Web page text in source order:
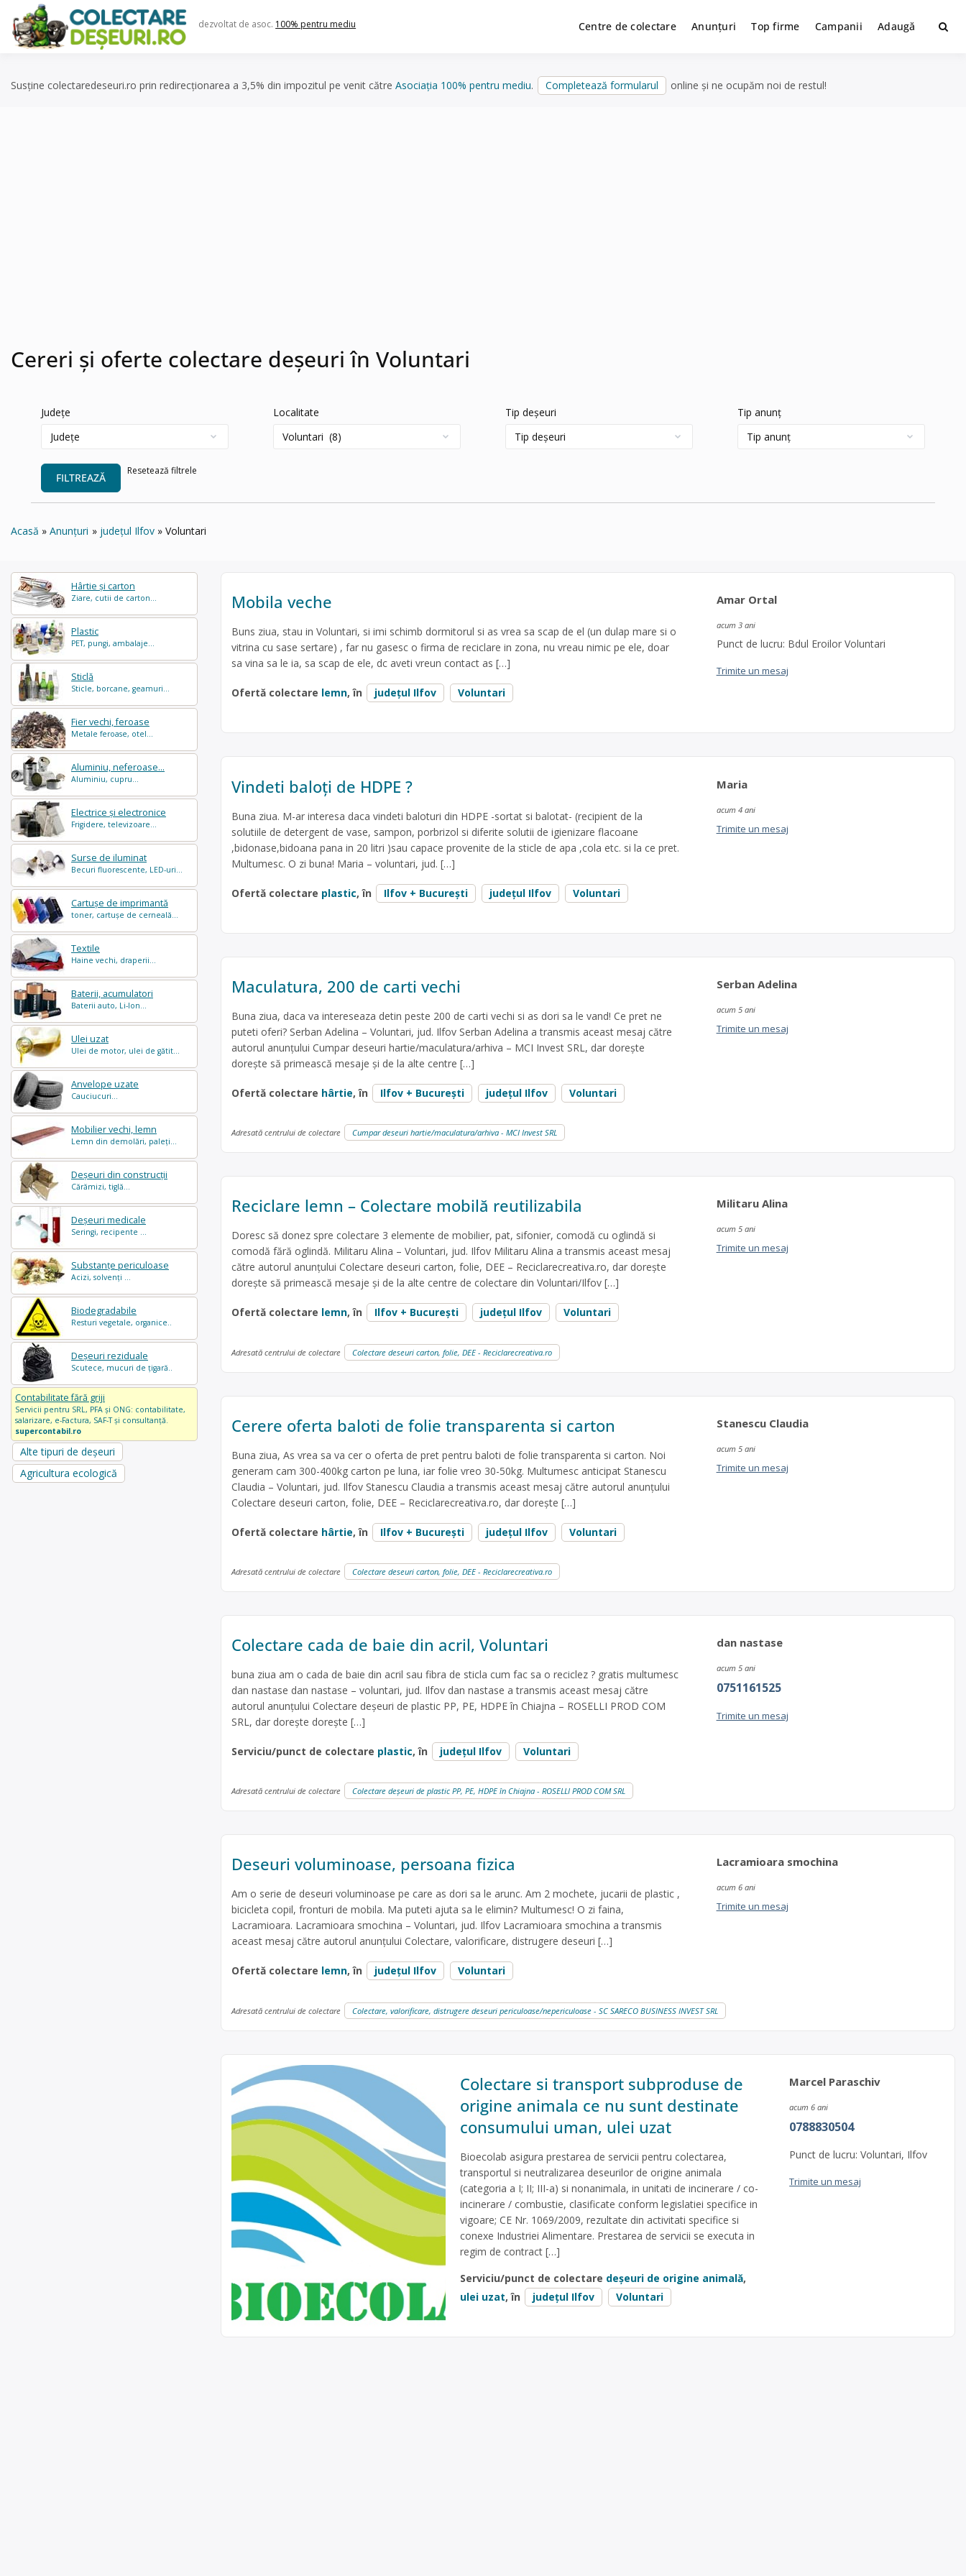
content
dezvoltat de asoc. 100% pentru mediu Centre de colectare Anunțuri Top firme Campanii Adaugă
Susține colectaredeseuri.ro prin redirecționarea a 3,5% din impozitul pe venit către Asociația 100% pentru mediu. Completează formularul online și ne ocupăm noi de restul!
Cereri și oferte colectare deșeuri în Voluntari
Județe Localitate Tip deșeuri Tip anunț
FILTREAZĂ
Resetează filtrele
Acasă Anunțuri județul Ilfov Voluntari
Hârtie și carton
Ziare, cutii de carton...
Plastic
PET, pungi, ambalaje...
Sticlă
Sticle, borcane, geamuri...
Fier vechi, feroase
Metale feroase, otel...
Aluminiu, neferoase...
Aluminiu, cupru...
Electrice și electronice
Frigidere, televizoare...
Surse de iluminat
Becuri fluorescente, LED-uri...
Cartușe de imprimantă
toner, cartușe de cerneală...
Textile
Haine vechi, draperii...
Baterii, acumulatori
Baterii auto, Li-Ion...
Ulei uzat
Ulei de motor, ulei de gătit...
Anvelope uzate
Cauciucuri...
Mobilier vechi, lemn
Lemn din demolări, paleți...
Deșeuri din construcții
Cărămizi, tiglă...
Deșeuri medicale
Seringi, recipente ...
Substanțe periculoase
Acizi, solvenți ...
Biodegradabile
Resturi vegetale, organice..
Deșeuri reziduale
Scutece, mucuri de țigară..
Contabilitate fără griji
Servicii pentru SRL, PFA și ONG: contabilitate,
salarizare, e-Factura, SAF-T și consultanță.
supercontabil.ro
Alte tipuri de deșeuri
Agricultura ecologică
Mobila veche
Buns ziua, stau in Voluntari, si imi schimb dormitorul si as vrea sa scap de el (un dulap mare si o
vitrina cu sase sertare) , far nu gasesc o firma de reciclare in zona, nu vreau nimic pe ele, doar
sa vina sa le ia, sa scap de ele, dc aveti vreun contact as […]
Ofertă colectare lemn, în județul Ilfov Voluntari
Amar Ortal
acum 3 ani
Punct de lucru: Bdul Eroilor Voluntari
Trimite un mesaj
Vindeti baloți de HDPE ?
Buna ziua. M-ar interesa daca vindeti baloturi din HDPE -sortat si balotat- (recipient de la
solutiile de detergent de vase, sampon, porbrizol si diferite solutii de igienizare flacoane
,bidonase,bidoana pana in 20 litri )sau capace provenite de la sticle de apa ,cola etc. si la ce pret.
Multumesc. O zi buna! Maria – voluntari, jud. […]
Ofertă colectare plastic, în Ilfov + București județul Ilfov Voluntari
Maria
acum 4 ani
Trimite un mesaj
Maculatura, 200 de carti vechi
Buna ziua, daca va intereseaza detin peste 200 de carti vechi si as dori sa le vand! Ce pret ne
puteti oferi? Serban Adelina – Voluntari, jud. Ilfov Serban Adelina a transmis aceast mesaj către
autorul anunțului Cumpar deseuri hartie/maculatura/arhiva – MCI Invest SRL, dar dorește
dorește să primească mesaje și de la alte centre […]
Ofertă colectare hârtie, în Ilfov + București județul Ilfov Voluntari
Serban Adelina
acum 5 ani
Trimite un mesaj
Adresată centrului de colectare Cumpar deseuri hartie/maculatura/arhiva - MCI Invest SRL
Reciclare lemn – Colectare mobilă reutilizabila
Doresc să donez spre colectare 3 elemente de mobilier, pat, sifonier, comodă cu oglindă si
comodă fără oglindă. Militaru Alina – Voluntari, jud. Ilfov Militaru Alina a transmis aceast mesaj
către autorul anunțului Colectare deseuri carton, folie, DEE – Reciclarecreativa.ro, dar dorește
dorește să primească mesaje și de la alte centre de colectare din Voluntari/Ilfov […]
Ofertă colectare lemn, în Ilfov + București județul Ilfov Voluntari
Militaru Alina
acum 5 ani
Trimite un mesaj
Adresată centrului de colectare Colectare deseuri carton, folie, DEE - Reciclarecreativa.ro
Cerere oferta baloti de folie transparenta si carton
Buna ziua, As vrea sa va cer o oferta de pret pentru baloti de folie transparenta si carton. Noi
generam cam 300-400kg carton pe luna, iar folie vreo 30-50kg. Multumesc anticipat Stanescu
Claudia – Voluntari, jud. Ilfov Stanescu Claudia a transmis aceast mesaj către autorul anunțului
Colectare deseuri carton, folie, DEE – Reciclarecreativa.ro, dar dorește […]
Ofertă colectare hârtie, în Ilfov + București județul Ilfov Voluntari
Stanescu Claudia
acum 5 ani
Trimite un mesaj
Adresată centrului de colectare Colectare deseuri carton, folie, DEE - Reciclarecreativa.ro
Colectare cada de baie din acril, Voluntari
buna ziua am o cada de baie din acril sau fibra de sticla cum fac sa o reciclez ? gratis multumesc
dan nastase dan nastase – voluntari, jud. Ilfov dan nastase a transmis aceast mesaj către
autorul anunțului Colectare deșeuri de plastic PP, PE, HDPE în Chiajna – ROSELLI PROD COM
SRL, dar dorește dorește […]
Serviciu/punct de colectare plastic, în județul Ilfov Voluntari
dan nastase
acum 5 ani
0751161525
Trimite un mesaj
Adresată centrului de colectare Colectare deșeuri de plastic PP, PE, HDPE în Chiajna - ROSELLI PROD COM SRL
Deseuri voluminoase, persoana fizica
Am o serie de deseuri voluminoase pe care as dori sa le arunc. Am 2 mochete, jucarii de plastic ,
bicicleta copil, fronturi de mobila. Ma puteti ajuta sa le elimin? Multumesc! O zi faina,
Lacramioara. Lacramioara smochina – Voluntari, jud. Ilfov Lacramioara smochina a transmis
aceast mesaj către autorul anunțului Colectare, valorificare, distrugere deseuri […]
Ofertă colectare lemn, în județul Ilfov Voluntari
Lacramioara smochina
acum 6 ani
Trimite un mesaj
Adresată centrului de colectare Colectare, valorificare, distrugere deseuri periculoase/nepericuloase - SC SARECO BUSINESS INVEST SRL
Colectare si transport subproduse de
origine animala ce nu sunt destinate
consumului uman, ulei uzat
Bioecolab asigura prestarea de servicii pentru colectarea,
transportul si neutralizarea deseurilor de origine animala
(categoria a I; II; III-a) si nonanimala, in unitati de incinerare / co-
incinerare / combustie, clasificate conform legislatiei specifice in
vigoare; CE Nr. 1069/2009, rezultate din activitati specifice si
conexe Industriei Alimentare. Prestarea de servicii se executa in
regim de contract […]
Serviciu/punct de colectare deșeuri de origine animală,
ulei uzat, în județul Ilfov Voluntari
Marcel Paraschiv
acum 6 ani
0788830504
Punct de lucru: Voluntari, Ilfov
Trimite un mesaj